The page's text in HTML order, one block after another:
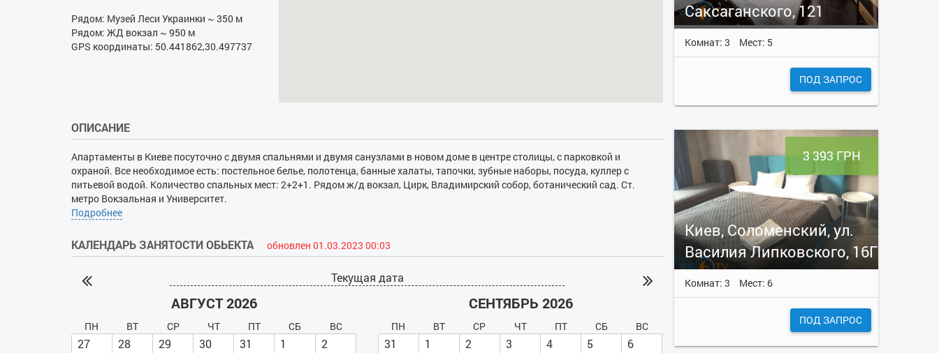
Рядом: Музей Леси Украинки ~ 350 м
Рядом: ЖД вокзал ~ 950 м
GPS координаты: 50.441862,30.497737
ОПИСАНИЕ
Апартаменты в Киеве посуточно с двумя спальнями и двумя санузлами в новом доме в центре столицы, с парковкой и
охраной. Все необходимое есть: постельное белье, полотенца, банные халаты, тапочки, зубные наборы, посуда, куллер с
питьевой водой. Количество спальных мест: 2+2+1. Рядом ж/д вокзал, Цирк, Владимирский собор, ботанический сад. Ст.
метро Вокзальная и Университет.
Подробнее
КАЛЕНДАРЬ ЗАНЯТОСТИ ОБЬЕКТА обновлен 01.03.2023 00:03
Текущая дата
АВГУСТ 2026
ПН ВТ СР ЧТ ПТ СБ ВС
27 28 29 30 31 1 2
СЕНТЯБРЬ 2026
ПН ВТ СР ЧТ ПТ СБ ВС
31 1 2 3 4 5 6
Саксаганского, 121
Комнат: 3 Мест: 5
ПОД ЗАПРОС
3 393 ГРН
Киев, Соломенский, ул.
Василия Липковского, 16Г
Комнат: 3 Мест: 6
ПОД ЗАПРОС